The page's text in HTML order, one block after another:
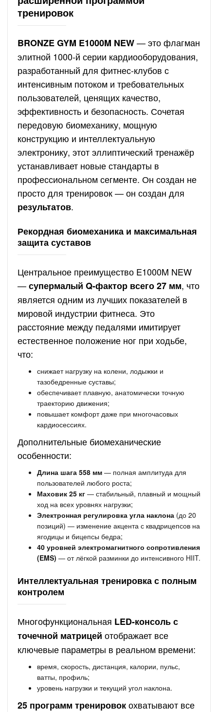
тренировок
BRONZE GYM E1000M NEW— это флагман
элитной 1000-й серии кардиооборудования,
разработанный для фитнес-клубов с
интенсивным потоком и требовательных
пользователей, ценящих качество,
эффективность и безопасность. Сочетая
передовую биомеханику, мощную
конструкцию и интеллектуальную
электронику, этот эллиптический тренажёр
устанавливает новые стандарты в
профессиональном сегменте. Он создан не
просто для тренировок — он создан для
результатов.
Рекордная биомеханика и максимальная
защита суставов
Центральное преимущество E1000M NEW
—супермалый Q-фактор всего 27 мм, что
является одним из лучших показателей в
мировой индустрии фитнеса. Это
расстояние между педалями имитирует
естественное положение ног при ходьбе,
что:
снижает нагрузку на колени, лодыжки и
тазобедренные суставы;
обеспечивает плавную, анатомически точную
траекторию движения;
повышает комфорт даже при многочасовых
кардиосессиях.
Дополнительные биомеханические
особенности:
Длина шага 558 мм — полная амплитуда для
пользователей любого роста;
Маховик 25 кг — стабильный, плавный и мощный
ход на всех уровнях нагрузки;
Электронная регулировка угла наклона (до 20
позиций) — изменение акцента с квадрицепсов на
ягодицы и бицепсы бедра;
40 уровней электромагнитного сопротивления
(EMS) — от лёгкой разминки до интенсивного HIIT.
Интеллектуальная тренировка с полным
контролем
Многофункциональная LED-консоль с
точечной матрицей отображает все
ключевые параметры в реальном времени:
время, скорость, дистанция, калории, пульс,
ватты, профиль;
уровень нагрузки и текущий угол наклона.
25 программ тренировокохватывают все